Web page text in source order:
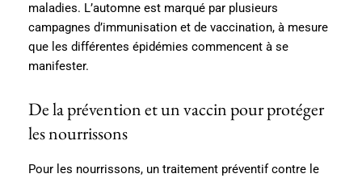
maladies. L’automne est marqué par plusieurs
campagnes d’immunisation et de vaccination, à mesure
que les différentes épidémies commencent à se
manifester.
De la prévention et un vaccin pour protéger
les nourrissons
Pour les nourrissons, un traitement préventif contre le